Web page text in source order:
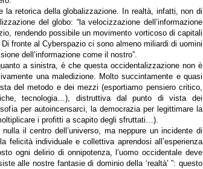
la retorica della globalizzazione. In realtà, infatti, non di
del globo: “la velocizzazione dell’informazione
rendendo possibile un movimento vorticoso di capitali
fronte al Cyberspazio ci sono almeno miliardi di uomini
dell’informazione come il nostro”.
a sinistra, è che questa occidentalizzazione non è
una maledizione. Molto succintamente e quasi
del metodo e dei mezzi (esportiamo pensiero critico,
tecnologia…), distruttiva dal punto di vista dei
per autoincensarci, la democrazia per legittimare la
i profitti a scapito degli sfruttati…).
il centro dell’universo, ma neppure un incidente di
felicità individuale e collettiva aprendosi all’esperienza
ogni delirio di onnipotenza, l’uomo occidentale deve
alle nostre fantasie di dominio della ‘realtà’ ”: questo